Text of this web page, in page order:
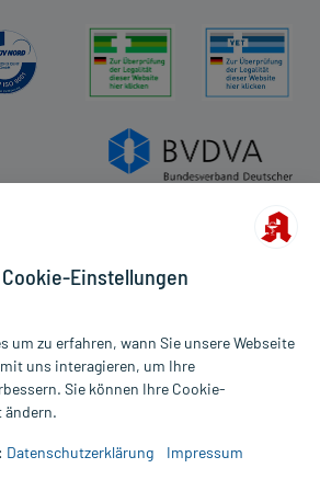
ggf. zzgl. Versandkosten
Website werden ausschließlich für
durch einen Arzt. Bitte
Einstellungen
um zu erfahren, wann Sie unsere Webseite
uns interagieren, um Ihre
Sie können Ihre Cookie-
ändern.
Datenschutzerklärung Impressum